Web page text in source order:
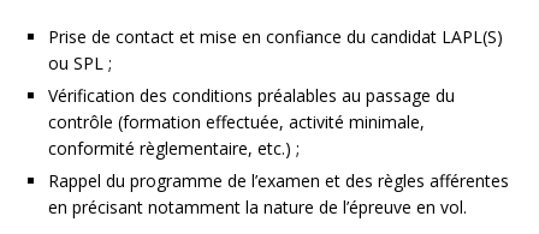
Prise de contact et mise en confiance du candidat LAPL(S)
ou SPL ;
Vérification des conditions préalables au passage du
contrôle (formation effectuée, activité minimale,
conformité règlementaire, etc.) ;
Rappel du programme de l’examen et des règles afférentes
en précisant notamment la nature de l’épreuve en vol.